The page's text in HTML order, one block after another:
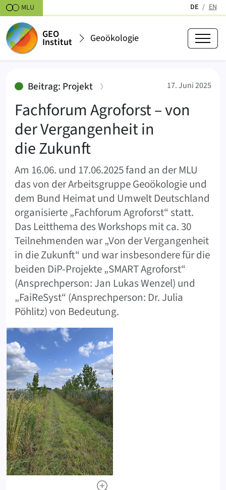
Zum Inhalt springen DE
(aktiv)
EN
MLU
GEO
Institut Geoökologie
Fachforum Agroforst – von der
Beitrag: Projekt:
Fachforum Agroforst – von
der Vergangenheit in
die Zukunft
17. Juni 2025
Am 16.06. und 17.06.2025 fand an der MLU
das von der Arbeitsgruppe Geoökologie und
dem Bund Heimat und Umwelt Deutschland
organisierte „Fachforum Agroforst“ statt.
Das Leitthema des Workshops mit ca. 30
Teilnehmenden war „Von der Vergangenheit
in die Zukunft“ und war insbesondere für die
beiden DiP-Projekte „SMART Agroforst“
(Ansprechperson: Jan Lukas Wenzel) und
„FaiReSyst“ (Ansprechperson: Dr. Julia
Pöhlitz) von Bedeutung.